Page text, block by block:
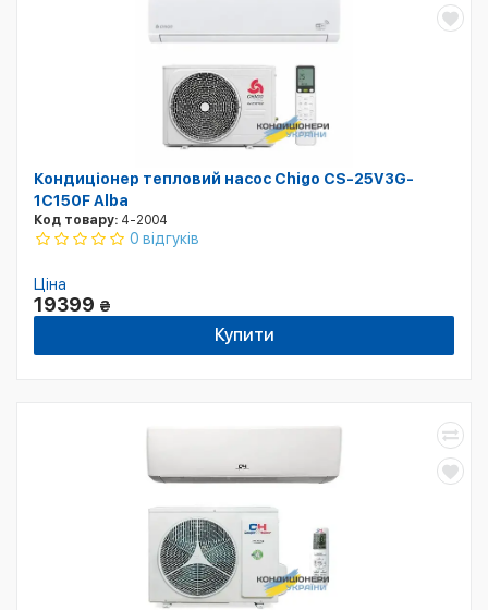
Кондиціонер тепловий насос Chigo CS-25V3G-
1C150F Alba
Код товару: 4-2004
0 відгуків
Ціна
19399 ₴
Купити